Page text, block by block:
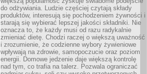
do odżywiania. Ludzie częściej czytają składy
produktów, interesują się pochodzeniem żywności i
starają się wybierać lepszej jakości składniki. Nie
oznacza to, że każdy musi od razu radykalnie
zmieniać dietę. Chodzi raczej o większą uważność
i zrozumienie, że codzienne wybory żywieniowe
wpływają na zdrowie, samopoczucie oraz poziom
energii. Domowe jedzenie daje większą kontrolę
nad tym, co trafia na talerz. Pozwala ograniczać